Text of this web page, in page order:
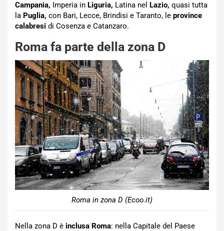
Campania, Imperia in Liguria, Latina nel Lazio, quasi tutta
la Puglia, con Bari, Lecce, Brindisi e Taranto, le province
calabresi di Cosenza e Catanzaro.
Roma fa parte della zona D
Roma in zona D (Ecoo.it)
Nella zona D è inclusa Roma: nella Capitale del Paese